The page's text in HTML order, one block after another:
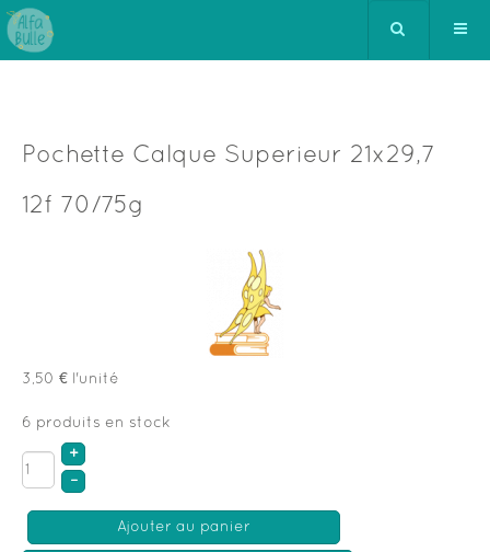
Pochette Calque Superieur 21x29,7
12f 70/75g
3,50 € l'unité
6 produits en stock
+
–
Ajouter au panier